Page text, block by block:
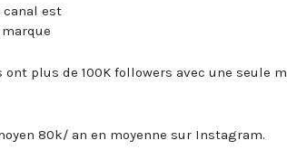
est
ont plus de 100K followers avec une seule
80k/ an en moyenne sur Instagram.